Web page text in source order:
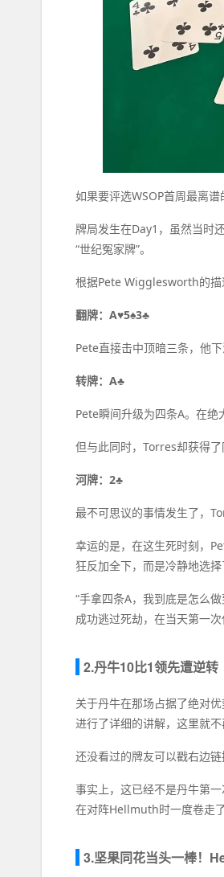
如果要评选WSOP首周最离
牌局发生在Day1，虽然当时
“世纪冤家牌”。
根据Pete Wigglesworth的描
翻牌：A♥5♠3♣
Pete直接击中顶暗三条，他下
转牌：A♣
Pete瞬间升级为四条A。在绝
但与此同时，Torres却获得
河牌：2♣
最不可思议的事情发生了，
幸运的是，在这生死时刻，
狂反加全下，而是冷静地选择
“手拿四条A，我到底是怎么
成功逃过死劫，在当天第一
2.丹牛10比1领先遭逆转
关于丹牛在那场占据了绝对
进行了详细的讲解，这里就不
还没看过的牌友可以戳右边链
事实上，这已经不是丹牛第
在对阵Hellmuth时一度卷走
3.坚果同花当头一棒！